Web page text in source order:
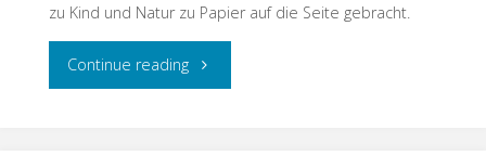
zu Kind und Natur zu Papier auf die Seite gebracht.
Continue reading"Kind